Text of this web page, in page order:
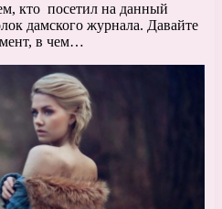
кто посетил на данный
дамского журнала. Давайте
в чем…